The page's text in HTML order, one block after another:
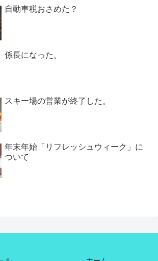
自動車税おさめた？
係長になった。
スキー場の営業が終了した。
年末年始「リフレッシュウィーク」に
ついて